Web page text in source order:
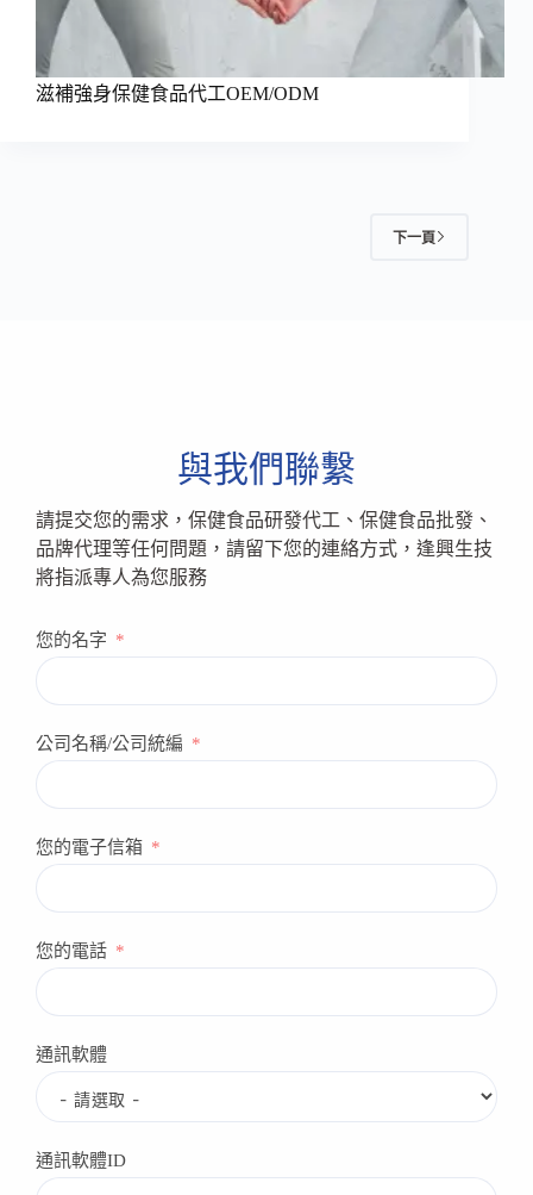
滋補強身保健食品代工OEM/ODM
下一頁
與我們聯繫
請提交您的需求，保健食品研發代工、保健食品批發、
品牌代理等任何問題，請留下您的連絡方式，逢興生技
將指派專人為您服務
您的名字
公司名稱/公司統編
您的電子信箱
您的電話
通訊軟體
通訊軟體ID